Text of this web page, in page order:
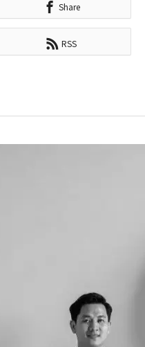
Share
RSS